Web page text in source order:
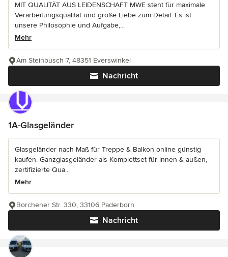
MIT QUALITÄT AUS LEIDENSCHAFT MWE steht für maximale
Verarbeitungsqualität und große Liebe zum Detail. Es ist
unsere Philosophie und Aufgabe,...
Mehr
Nachricht
Am Steinbusch 7, 48351 Everswinkel
1A-Glasgeländer
Glasgeländer nach Maß für Treppe & Balkon online günstig
kaufen. Ganzglasgeländer als Komplettset für innen & außen,
zertifizierte Qua...
Mehr
Nachricht
Borchener Str. 330, 33106 Paderborn